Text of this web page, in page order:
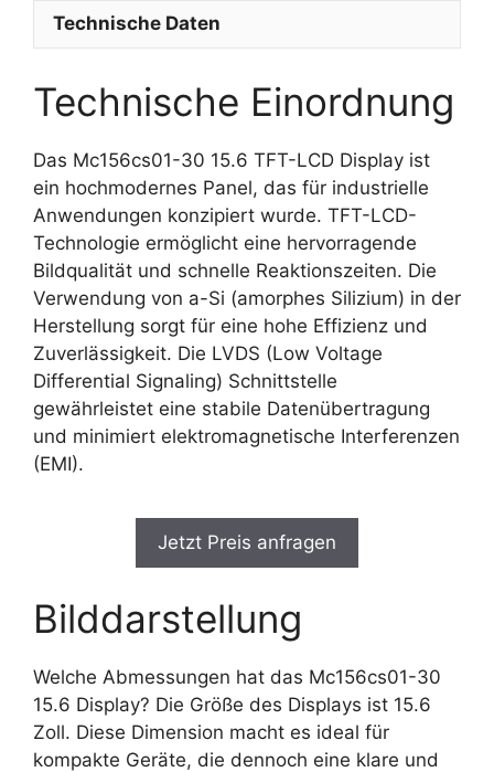
Technische Daten
Technische Einordnung
Das Mc156cs01-30 15.6 TFT-LCD Display ist
ein hochmodernes Panel, das für industrielle
Anwendungen konzipiert wurde. TFT-LCD-
Technologie ermöglicht eine hervorragende
Bildqualität und schnelle Reaktionszeiten. Die
Verwendung von a-Si (amorphes Silizium) in der
Herstellung sorgt für eine hohe Effizienz und
Zuverlässigkeit. Die LVDS (Low Voltage
Differential Signaling) Schnittstelle
gewährleistet eine stabile Datenübertragung
und minimiert elektromagnetische Interferenzen
(EMI).
Jetzt Preis anfragen
Bilddarstellung
Welche Abmessungen hat das Mc156cs01-30
15.6 Display? Die Größe des Displays ist 15.6
Zoll. Diese Dimension macht es ideal für
kompakte Geräte, die dennoch eine klare und